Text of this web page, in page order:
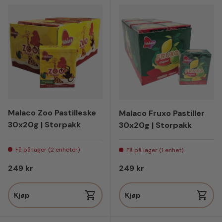
Malaco Zoo Pastilleske
30x20g | Storpakk
Få på lager (2 enheter)
Vanlig pris
249 kr
Kjøp
Malaco Fruxo Pastiller
30x20g | Storpakk
Få på lager (1 enhet)
Vanlig pris
249 kr
Kjøp